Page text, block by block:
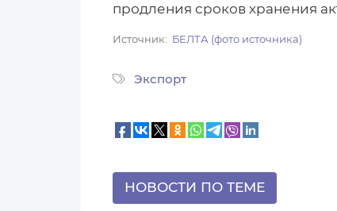
продления сроков хранения
Источник БЕЛТА (фото источника)
Экспорт
НОВОСТИ ПО ТЕМЕ